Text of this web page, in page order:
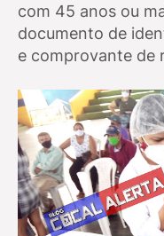
com 45 anos ou
documento de
e comprovante de